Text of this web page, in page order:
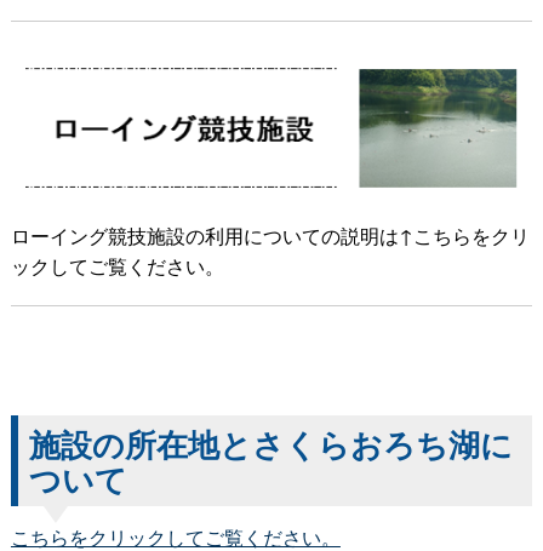
ローイング競技施設の利用についての説明は↑こちらをクリ
ックしてご覧ください。
施設の所在地とさくらおろち湖に
ついて
こちらをクリックしてご覧ください。